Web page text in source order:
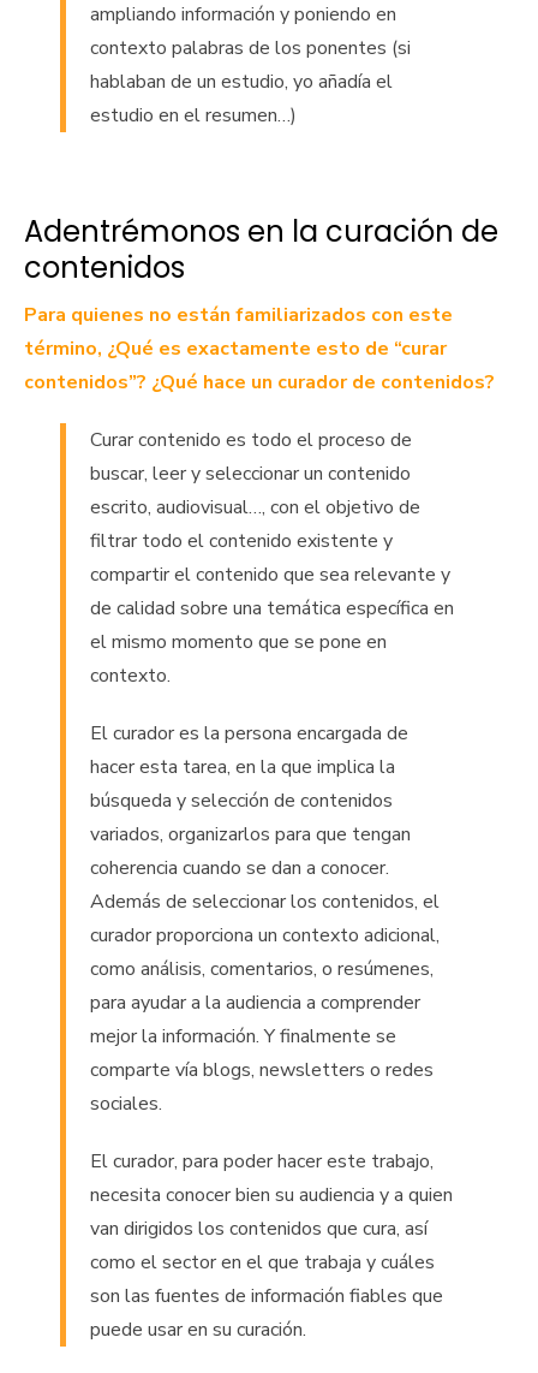
ampliando información y poniendo en
contexto palabras de los ponentes (si
hablaban de un estudio, yo añadía el
estudio en el resumen…)
Adentrémonos en la curación de
contenidos
Para quienes no están familiarizados con este
término, ¿Qué es exactamente esto de “curar
contenidos”? ¿Qué hace un curador de contenidos?
Curar contenido es todo el proceso de
buscar, leer y seleccionar un contenido
escrito, audiovisual…, con el objetivo de
filtrar todo el contenido existente y
compartir el contenido que sea relevante y
de calidad sobre una temática específica en
el mismo momento que se pone en
contexto.
El curador es la persona encargada de
hacer esta tarea, en la que implica la
búsqueda y selección de contenidos
variados, organizarlos para que tengan
coherencia cuando se dan a conocer.
Además de seleccionar los contenidos, el
curador proporciona un contexto adicional,
como análisis, comentarios, o resúmenes,
para ayudar a la audiencia a comprender
mejor la información. Y finalmente se
comparte vía blogs, newsletters o redes
sociales.
El curador, para poder hacer este trabajo,
necesita conocer bien su audiencia y a quien
van dirigidos los contenidos que cura, así
como el sector en el que trabaja y cuáles
son las fuentes de información fiables que
puede usar en su curación.